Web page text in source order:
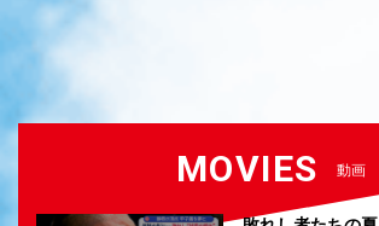
MOVIES 動画